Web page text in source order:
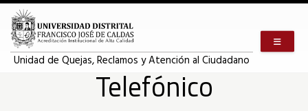
Unidad de Quejas, Reclamos y Atención al Ciudadano
Telefónico
Buscar:
Servicios